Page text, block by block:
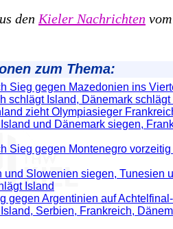
den Kieler Nachrichten
zum Thema:
Sieg gegen Mazedonien ins
schlägt Island, Dänemark schlägt
zieht Olympiasieger
und Dänemark siegen,
Sieg gegen Montenegro
und Slowenien siegen, Tunesien
Island
gegen Argentinien auf
Serbien, Frankreich,